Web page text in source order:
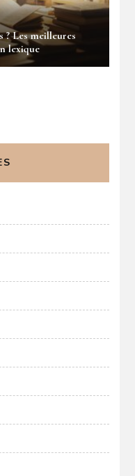
? Les meilleures
lexique